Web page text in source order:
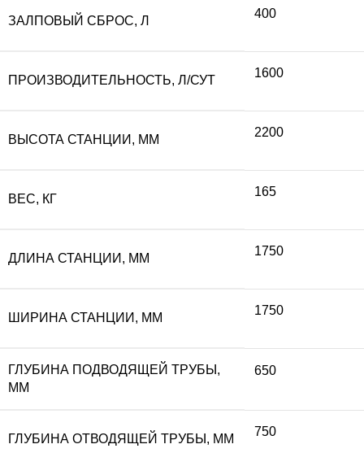
ЗАЛПОВЫЙ СБРОС, Л
400
ПРОИЗВОДИТЕЛЬНОСТЬ, Л/СУТ
1600
ВЫСОТА СТАНЦИИ, ММ
2200
ВЕС, КГ
165
ДЛИНА СТАНЦИИ, ММ
1750
ШИРИНА СТАНЦИИ, ММ
1750
ГЛУБИНА ПОДВОДЯЩЕЙ ТРУБЫ,
ММ
650
ГЛУБИНА ОТВОДЯЩЕЙ ТРУБЫ, ММ
750